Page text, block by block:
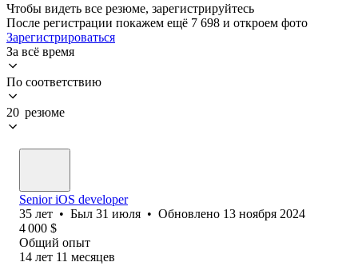
Чтобы видеть все резюме, зарегистрируйтесь
После регистрации покажем ещё 7 698 и откроем фото
Зарегистрироваться
За всё время
По соответствию
20 резюме
Senior iOS developer
35 лет • Был 31 июля • Обновлено 13 ноября 2024
4 000 $
Общий опыт
14 лет 11 месяцев